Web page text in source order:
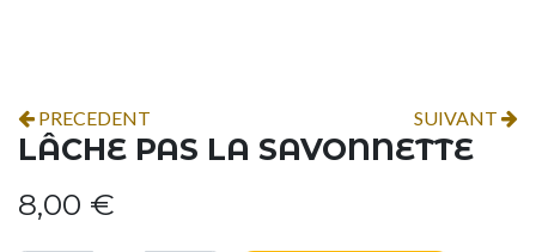
PRECEDENT SUIVANT
LÂCHE PAS LA SAVONNETTE
8,00 €